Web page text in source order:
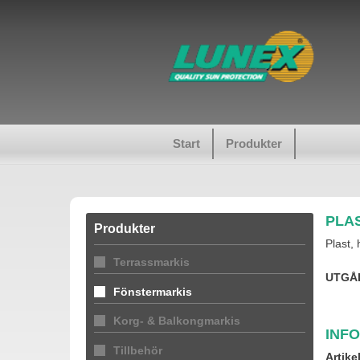
Start Produkter
Produkter
Terrassmarkis
Fönstermarkis
Korg- & Balkongmarkis
Tillbehör
Plast,